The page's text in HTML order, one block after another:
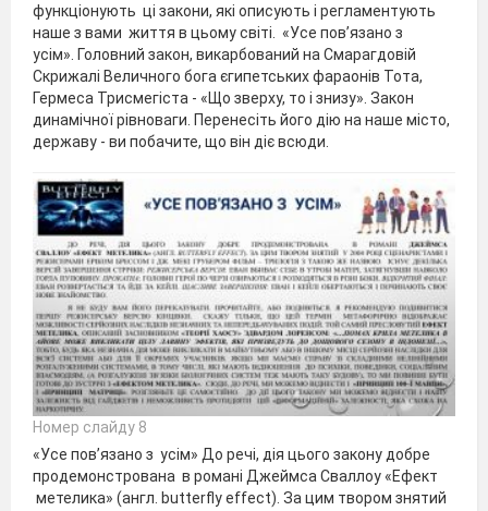
функціонують ці закони, які описують і регламентують
наше з вами життя в цьому світі. «Усе пов’язано з
усім». Головний закон, викарбований на Смарагдовій
Скрижалі Величного бога єгипетських фараонів Тота,
Гермеса Трисмегіста - «Що зверху, то і знизу». Закон
динамічної рівноваги. Перенесіть його дію на наше місто,
державу - ви побачите, що він діє всюди.
Номер слайду 8
«Усе пов’язано з усім» До речі, дія цього закону добре
продемонстрована в романі Джеймса Сваллоу «Ефект
метелика» (англ. butterfly effect). За цим твором знятий